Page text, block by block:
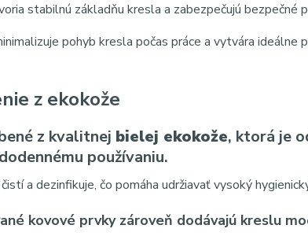
stabilnú základňu kresla a zabezpečujú bezpečné
pohyb kresla počas práce a vytvára ideálne
z ekokože
z kvalitnej bielej ekokože, ktorá je
používaniu.
a dezinfikuje, čo pomáha udržiavať vysoký
kovové prvky zároveň dodávajú kreslu